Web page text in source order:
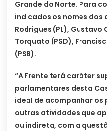
Grande do Norte. Para
indicados os nomes dos
Rodrigues (PL), Gustavo
Torquato (PSD),
(PSB).
“A Frente terá caráter
parlamentares desta
ideal de acompanhar os
outras atividades que
ou indireta, com a